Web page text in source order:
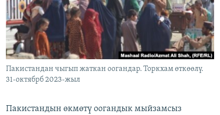
ЫҢГАЙСЫЗ СУРООЛОР
ЭЕ/АРнун бардык сайттары
Пакистандан чыгып жаткан оогандар. Торкхам өткөөлү.
31-октябрб 2023-жыл
Пакистандын өкмөтү оогандык мыйзамсыз